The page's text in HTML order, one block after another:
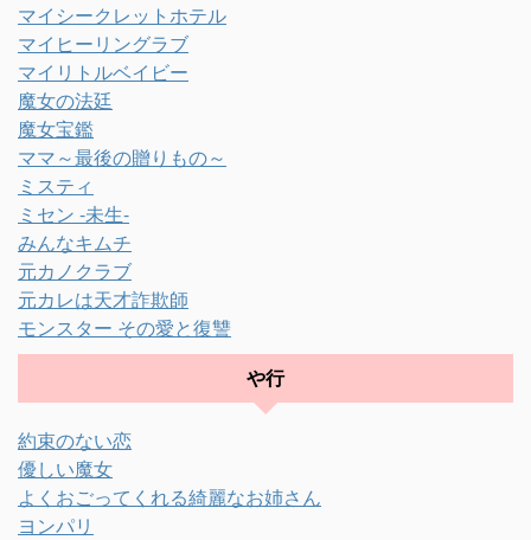
マイシークレットホテル
マイヒーリングラブ
マイリトルベイビー
魔女の法廷
魔女宝鑑
ママ～最後の贈りもの～
ミスティ
ミセン -未生-
みんなキムチ
元カノクラブ
元カレは天才詐欺師
モンスター その愛と復讐
や行
約束のない恋
優しい魔女
よくおごってくれる綺麗なお姉さん
ヨンパリ